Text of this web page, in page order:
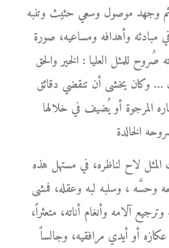
وجهد موصول وسعي حثيث وتنبه
مبادئه وأهدافه ومساعيه، صورة
صُروح للمثل العليا : الخير والحق
… وكان يخشى أن تنقضي دقائق
المرجوة أو يُضيف في خلالها
لاح لناظره، في مستهل هذه
وحسَّه ، وسلبه لبه وعقله، فمشى
آلامه وأنغام أناته، متعثراً،
عكازه أو أيدي مرافقيه، وجالساً